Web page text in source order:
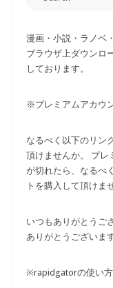
漫画・小説・ラノベ
ブラウザ上ダウンロ
しております。
※プレミアムアカウ
なるべく以下のリン
頂けませんか。 プレ
が切れたら、なるべ
トを購入して頂けま
いつもありがとうご
ありがとうございます
※rapidgatorの使い